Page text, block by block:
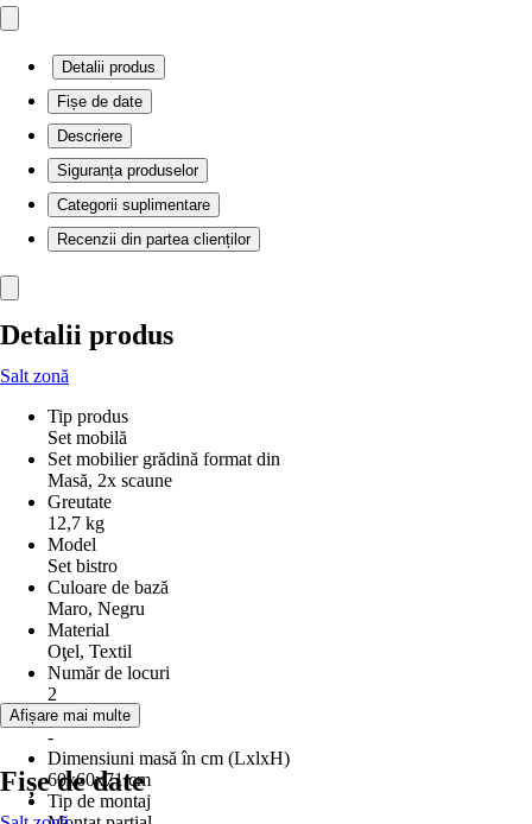
Detalii produs
Fișe de date
Descriere
Siguranța produselor
Categorii suplimentare
Recenzii din partea clienților
Detalii produs
Salt zonă
Tip produs
Set mobilă
Set mobilier grădină format din
Masă, 2x scaune
Greutate
12,7 kg
Model
Set bistro
Culoare de bază
Maro, Negru
Material
Oţel, Textil
Număr de locuri
2
Funcţii
-
Dimensiuni masă în cm (LxlxH)
60x60x71 cm
Tip de montaj
Afișare mai multe
Fișe de date